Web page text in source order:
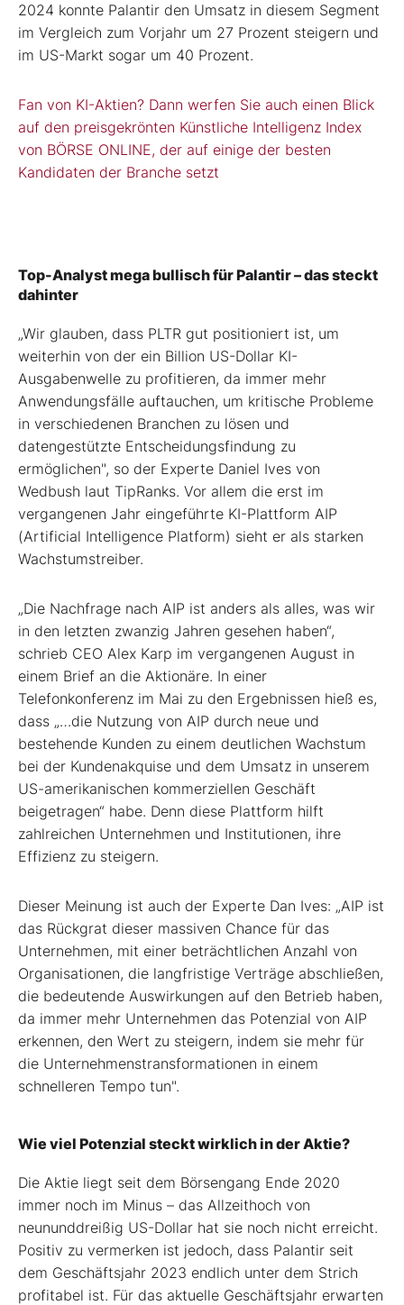
2024 konnte Palantir den Umsatz in diesem Segment
im Vergleich zum Vorjahr um 27 Prozent steigern und
im US-Markt sogar um 40 Prozent.
Fan von KI-Aktien? Dann werfen Sie auch einen Blick
auf den preisgekrönten Künstliche Intelligenz Index
von BÖRSE ONLINE, der auf einige der besten
Kandidaten der Branche setzt
Top-Analyst mega bullisch für Palantir – das steckt
dahinter
„Wir glauben, dass PLTR gut positioniert ist, um
weiterhin von der ein Billion US-Dollar KI-
Ausgabenwelle zu profitieren, da immer mehr
Anwendungsfälle auftauchen, um kritische Probleme
in verschiedenen Branchen zu lösen und
datengestützte Entscheidungsfindung zu
ermöglichen", so der Experte Daniel Ives von
Wedbush laut TipRanks. Vor allem die erst im
vergangenen Jahr eingeführte KI-Plattform AIP
(Artificial Intelligence Platform) sieht er als starken
Wachstumstreiber.
„Die Nachfrage nach AIP ist anders als alles, was wir
in den letzten zwanzig Jahren gesehen haben“,
schrieb CEO Alex Karp im vergangenen August in
einem Brief an die Aktionäre. In einer
Telefonkonferenz im Mai zu den Ergebnissen hieß es,
dass „…die Nutzung von AIP durch neue und
bestehende Kunden zu einem deutlichen Wachstum
bei der Kundenakquise und dem Umsatz in unserem
US-amerikanischen kommerziellen Geschäft
beigetragen“ habe. Denn diese Plattform hilft
zahlreichen Unternehmen und Institutionen, ihre
Effizienz zu steigern.
Dieser Meinung ist auch der Experte Dan Ives: „AIP ist
das Rückgrat dieser massiven Chance für das
Unternehmen, mit einer beträchtlichen Anzahl von
Organisationen, die langfristige Verträge abschließen,
die bedeutende Auswirkungen auf den Betrieb haben,
da immer mehr Unternehmen das Potenzial von AIP
erkennen, den Wert zu steigern, indem sie mehr für
die Unternehmenstransformationen in einem
schnelleren Tempo tun".
Wie viel Potenzial steckt wirklich in der Aktie?
Die Aktie liegt seit dem Börsengang Ende 2020
immer noch im Minus – das Allzeithoch von
neununddreißig US-Dollar hat sie noch nicht erreicht.
Positiv zu vermerken ist jedoch, dass Palantir seit
dem Geschäftsjahr 2023 endlich unter dem Strich
profitabel ist. Für das aktuelle Geschäftsjahr erwarten